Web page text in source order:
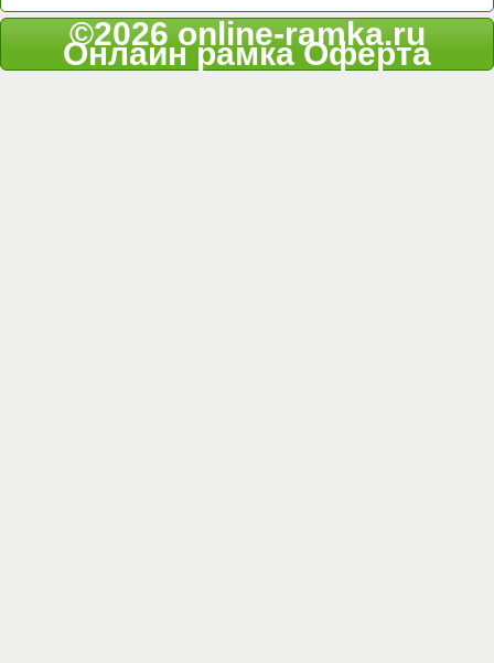
©2026 online-ramka.ru
Онлайн рамкаОферта